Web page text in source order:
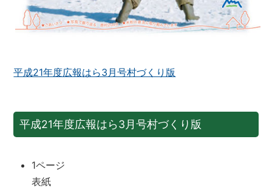
平成21年度広報はら3月号村づくり版
平成21年度広報はら3月号村づくり版
1ページ
表紙